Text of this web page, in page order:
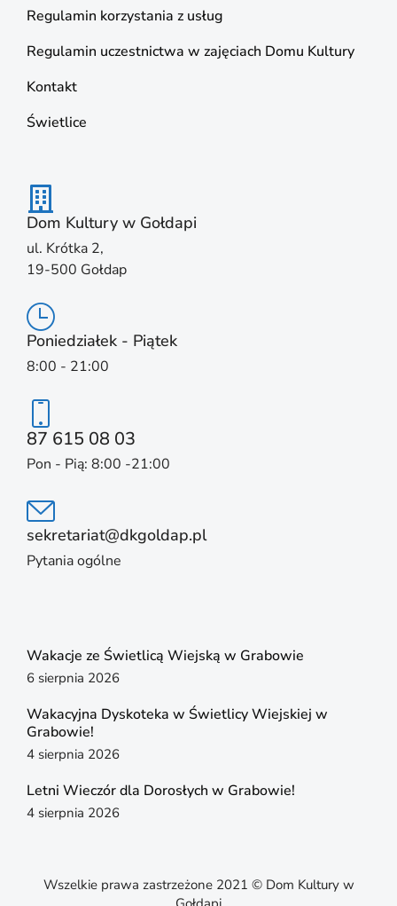
Regulamin korzystania z usług
Regulamin uczestnictwa w zajęciach Domu Kultury
Kontakt
Świetlice
Dom Kultury w Gołdapi
ul. Krótka 2,
19-500 Gołdap
Poniedziałek - Piątek
8:00 - 21:00
87 615 08 03
Pon - Pią: 8:00 -21:00
sekretariat@dkgoldap.pl
Pytania ogólne
Wakacje ze Świetlicą Wiejską w Grabowie
6 sierpnia 2026
Wakacyjna Dyskoteka w Świetlicy Wiejskiej w
Grabowie!
4 sierpnia 2026
Letni Wieczór dla Dorosłych w Grabowie!
4 sierpnia 2026
Wszelkie prawa zastrzeżone 2021 © Dom Kultury w